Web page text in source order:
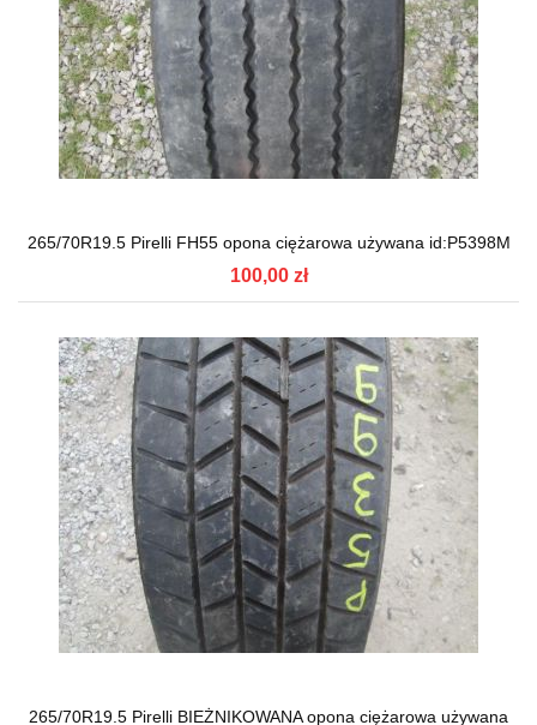
265/70R19.5 Pirelli FH55 opona ciężarowa używana id:P5398M
100,00 zł
265/70R19.5 Pirelli BIEŻNIKOWANA opona ciężarowa używana